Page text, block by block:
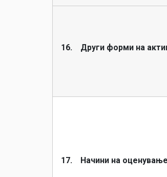
16. Други форми на
17. Начини на оценување